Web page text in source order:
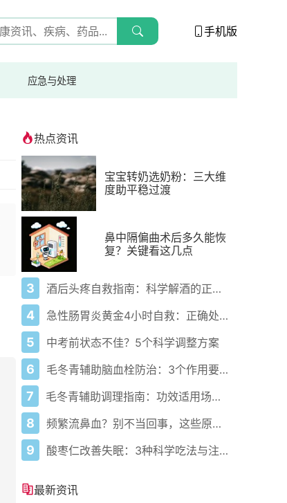
手机版
应急与处理
热点资讯
宝宝转奶选奶粉：三大维
度助平稳过渡
鼻中隔偏曲术后多久能恢
复？关键看这几点
3 酒后头疼自救指南：科学解酒的正确打开方式
4 急性肠胃炎黄金4小时自救：正确处置与误区避坑关键
5 中考前状态不佳？5个科学调整方案
6 毛冬青辅助脑血栓防治：3个作用要清楚，别乱用药
7 毛冬青辅助调理指南：功效适用场景与禁忌需牢记
8 频繁流鼻血？别不当回事，这些原因要警惕
9 酸枣仁改善失眠：3种科学吃法与注意事项
最新资讯